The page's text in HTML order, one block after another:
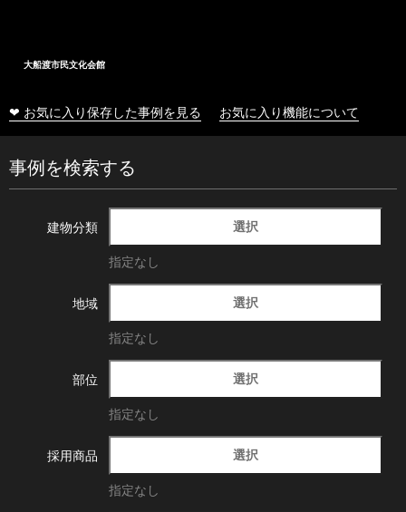
大船渡市民文化会館
❤ お気に入り保存した事例を見る お気に入り機能について
事例を検索する
建物分類 選択
指定なし
地域 選択
指定なし
部位 選択
指定なし
採用商品 選択
指定なし